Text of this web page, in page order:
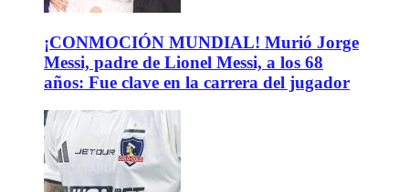
¡CONMOCIÓN MUNDIAL! Murió Jorge
Messi, padre de Lionel Messi, a los 68
años: Fue clave en la carrera del jugador